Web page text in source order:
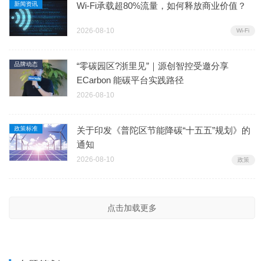
新闻资讯 Wi-Fi承载超80%流量，如何释放商业价值？
2026-08-10 Wi-Fi
品牌动态
“零碳园区?浙里见”｜源创智控受邀分享
ECarbon 能碳平台实践路径
2026-08-10
政策标准
关于印发《普陀区节能降碳“十五五”规划》的
通知
2026-08-10 政策
点击加载更多